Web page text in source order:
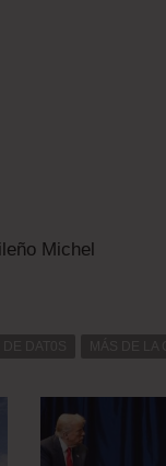
Michel